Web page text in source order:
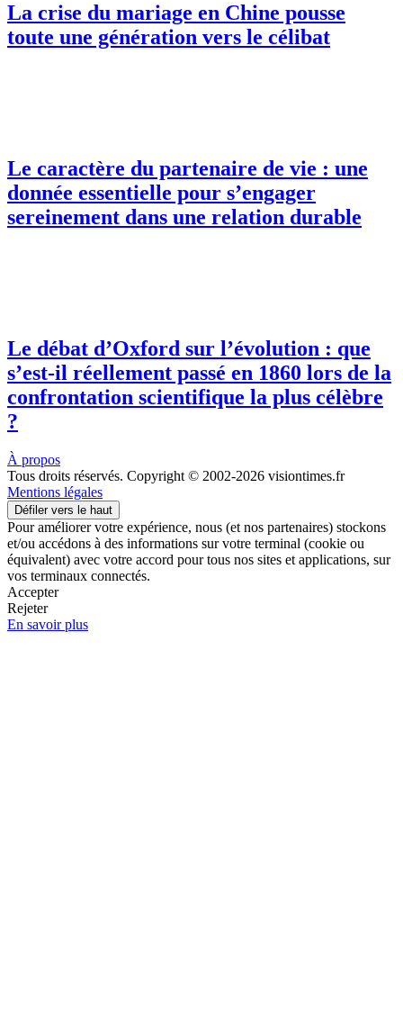
La crise du mariage en Chine pousse
toute une génération vers le célibat
Le caractère du partenaire de vie : une
donnée essentielle pour s’engager
sereinement dans une relation durable
Le débat d’Oxford sur l’évolution : que
s’est-il réellement passé en 1860 lors de la
confrontation scientifique la plus célèbre
?
À propos
Tous droits réservés. Copyright © 2002-2026 visiontimes.fr
Mentions légales
Défiler vers le haut
Pour améliorer votre expérience, nous (et nos partenaires) stockons
et/ou accédons à des informations sur votre terminal (cookie ou
équivalent) avec votre accord pour tous nos sites et applications, sur
vos terminaux connectés.
Accepter
Rejeter
En savoir plus